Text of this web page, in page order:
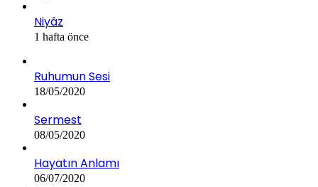
Niyâz
1 hafta önce
Ruhumun Sesi
18/05/2020
Sermest
08/05/2020
Hayatın Anlamı
06/07/2020